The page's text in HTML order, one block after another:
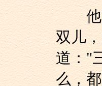
他叹
双儿
道："
么，